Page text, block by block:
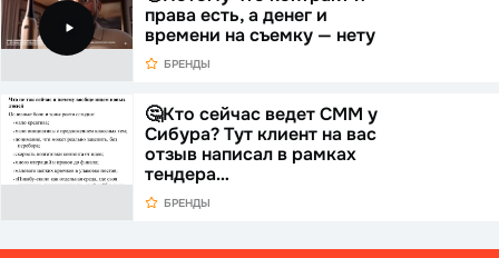
права есть, а денег и
времени на съемку — нету
БРЕНДЫ
🤔Кто сейчас ведет СММ у
Сибура? Тут клиент на вас
отзыв написал в рамках
тендера…
БРЕНДЫ